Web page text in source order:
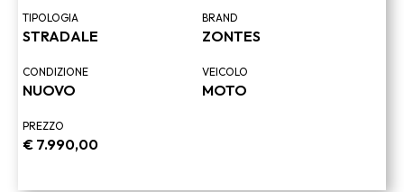
TIPOLOGIA
STRADALE
BRAND
ZONTES
CONDIZIONE
NUOVO
VEICOLO
MOTO
PREZZO
€ 7.990,00